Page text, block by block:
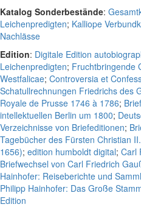
Katalog Sonderbestände:
Leichenpredigten; Kalliope
Nachlässe
Edition: Digitale Edition
Leichenpredigten; Fruchtbringende
Westfalicae; Controversia et
Schatullrechnungen Friedrichs des
Royale de Prusse 1746 à 1786;
intellektuellen Berlin um 1800;
Verzeichnisse von Briefeditionen;
Tagebücher des Fürsten Christian
1656); edition humboldt digital; Carl
Briefwechsel von Carl Friedrich
Hainhofer: Reiseberichte und
Philipp Hainhofer: Das Große
Edition